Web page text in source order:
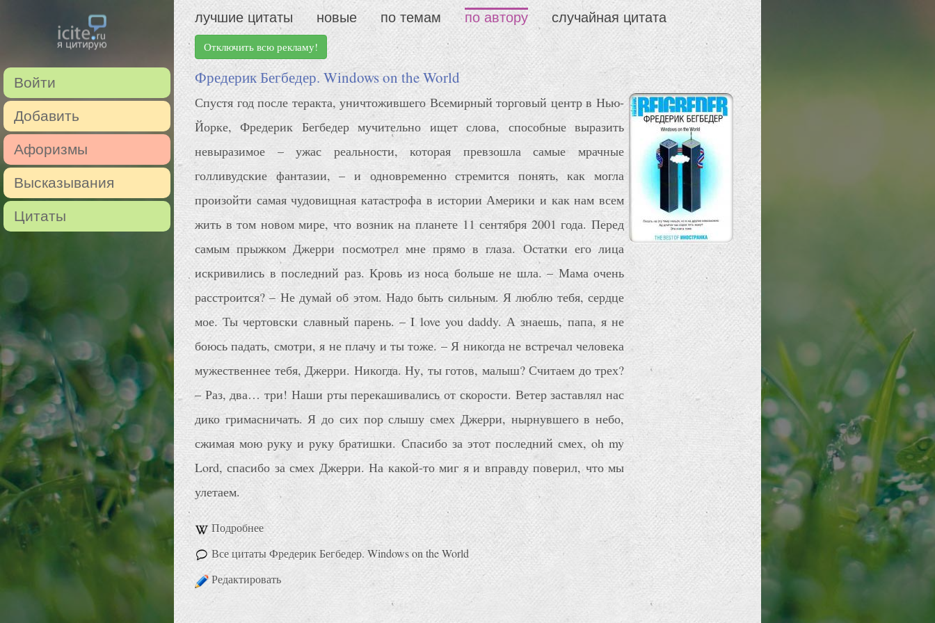
Войти
Добавить
Афоризмы
Высказывания
Цитаты
лучшие цитаты новые по темам по автору случайная цитата
Отключить всю рекламу!
Фредерик Бегбедер. Windows on the World
Спустя год после теракта, уничтожившего Всемирный торговый центр в Нью-
Йорке, Фредерик Бегбедер мучительно ищет слова, способные выразить
невыразимое – ужас реальности, которая превзошла самые мрачные
голливудские фантазии, – и одновременно стремится понять, как могла
произойти самая чудовищная катастрофа в истории Америки и как нам всем
жить в том новом мире, что возник на планете 11 сентября 2001 года. Перед
самым прыжком Джерри посмотрел мне прямо в глаза. Остатки его лица
искривились в последний раз. Кровь из носа больше не шла. – Мама очень
расстроится? – Не думай об этом. Надо быть сильным. Я люблю тебя, сердце
мое. Ты чертовски славный парень. – I love you daddy. А знаешь, папа, я не
боюсь падать, смотри, я не плачу и ты тоже. – Я никогда не встречал человека
мужественнее тебя, Джерри. Никогда. Ну, ты готов, малыш? Считаем до трех?
– Раз, два… три! Наши рты перекашивались от скорости. Ветер заставлял нас
дико гримасничать. Я до сих пор слышу смех Джерри, нырнувшего в небо,
сжимая мою руку и руку братишки. Спасибо за этот последний смех, oh my
Lord, спасибо за смех Джерри. На какой-то миг я и вправду поверил, что мы
улетаем.
Подробнее
Все цитаты Фредерик Бегбедер. Windows on the World
Редактировать